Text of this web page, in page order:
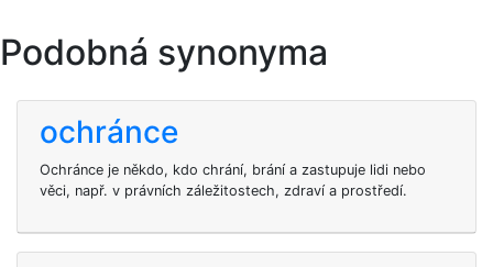
Podobná synonyma
ochránce
Ochránce je někdo, kdo chrání, brání a zastupuje lidi nebo
věci, např. v právních záležitostech, zdraví a prostředí.